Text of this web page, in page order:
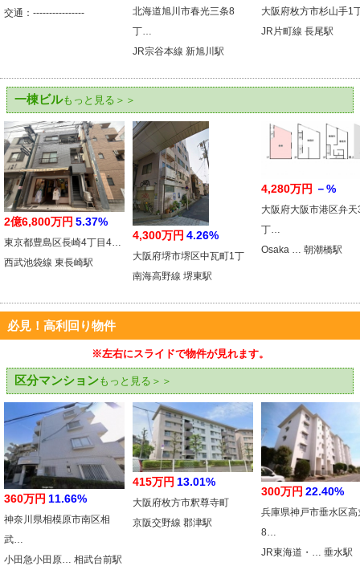
交通：----------------
北海道旭川市春光三条8
丁…
JR宗谷本線 新旭川駅
大阪府枚方市杉山手1
JR片町線 長尾駅
一棟ビルもっと見る＞＞
2億6,800万円 5.37%
東京都豊島区長崎4丁目4…
西武池袋線 東長崎駅
4,300万円 4.26%
大阪府堺市堺区中瓦町1丁
南海高野線 堺東駅
4,280万円 －%
大阪府大阪市港区弁天
丁…
Osaka … 朝潮橋駅
必見！高利回り物件
※左右にスライドで物件が見れます。
区分マンションもっと見る＞＞
360万円 11.66%
神奈川県相模原市南区相
武…
小田急小田原… 相武台前駅
415万円 13.01%
大阪府枚方市釈尊寺町
京阪交野線 郡津駅
300万円 22.40%
兵庫県神戸市垂水区高
8…
JR東海道・… 垂水駅